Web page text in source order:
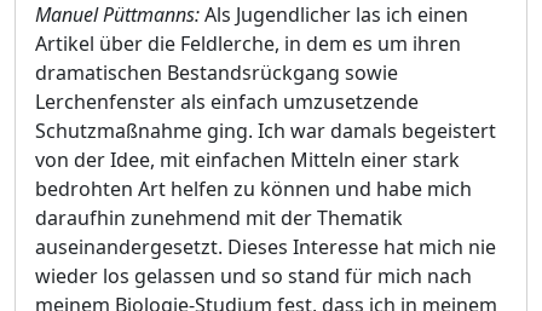
Manuel Püttmanns:Als Jugendlicher las ich einen
Artikel über die Feldlerche, in dem es um ihren
dramatischen Bestandsrückgang sowie
Lerchenfenster als einfach umzusetzende
Schutzmaßnahme ging. Ich war damals begeistert
von der Idee, mit einfachen Mitteln einer stark
bedrohten Art helfen zu können und habe mich
daraufhin zunehmend mit der Thematik
auseinandergesetzt. Dieses Interesse hat mich nie
wieder los gelassen und so stand für mich nach
meinem Biologie-Studium fest, dass ich in meinem